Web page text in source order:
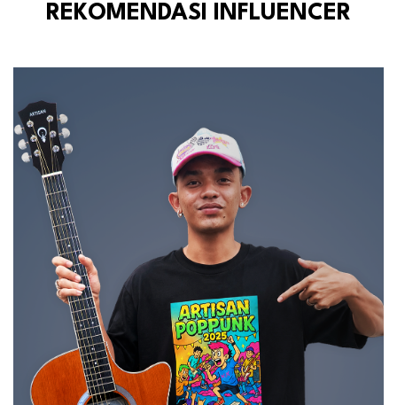
REKOMENDASI INFLUENCER